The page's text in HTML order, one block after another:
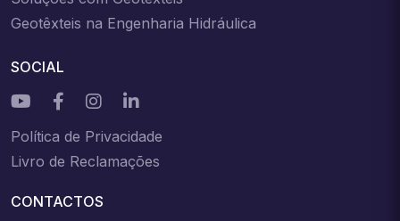
Geotêxteis na Engenharia Hidráulica
SOCIAL
Política de Privacidade
Livro de Reclamações
CONTACTOS